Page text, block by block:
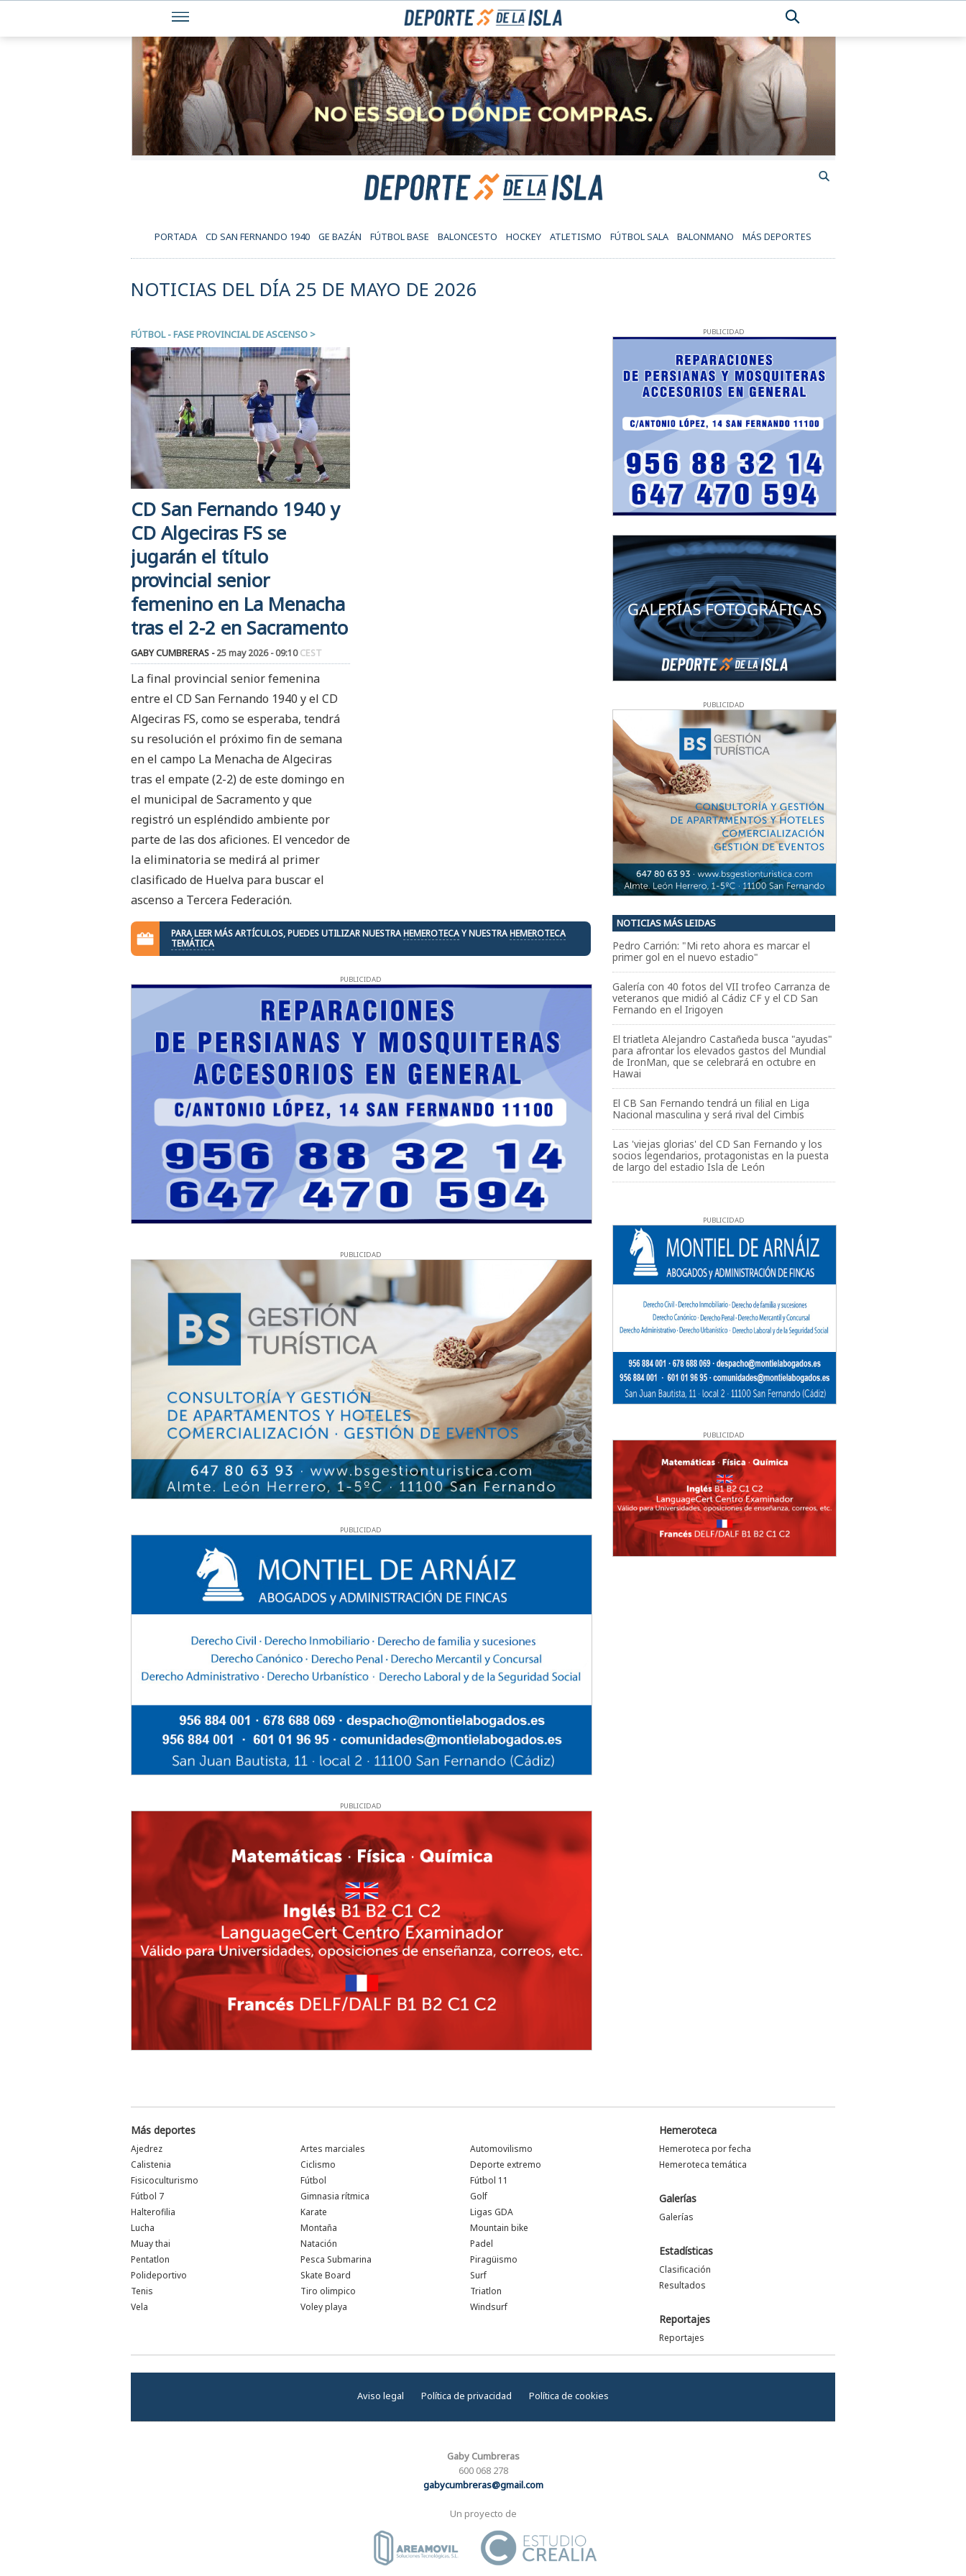
PORTADA CD SAN FERNANDO 1940 GE BAZÁN FÚTBOL BASE BALONCESTO HOCKEY ATLETISMO FÚTBOL SALA BALONMANO MÁS DEPORTES
NOTICIAS DEL DÍA 25 DE MAYO DE 2026
FÚTBOL - FASE PROVINCIAL DE ASCENSO >
CD San Fernando 1940 y
CD Algeciras FS se
jugarán el título
provincial senior
femenino en La Menacha
tras el 2-2 en Sacramento
GABY CUMBRERAS -25 may 2026 - 09:10CEST
La final provincial senior femenina
entre el CD San Fernando 1940 y el CD
Algeciras FS, como se esperaba, tendrá
su resolución el próximo fin de semana
en el campo La Menacha de Algeciras
tras el empate (2-2) de este domingo en
el municipal de Sacramento y que
registró un espléndido ambiente por
parte de las dos aficiones. El vencedor de
la eliminatoria se medirá al primer
clasificado de Huelva para buscar el
ascenso a Tercera Federación.
PARA LEER MÁS ARTÍCULOS, PUEDES UTILIZAR NUESTRAHEMEROTECAY NUESTRAHEMEROTECA
TEMÁTICA
PUBLICIDAD
PUBLICIDAD
PUBLICIDAD
PUBLICIDAD
PUBLICIDAD
PUBLICIDAD
NOTICIAS MÁS LEIDAS
Pedro Carrión: "Mi reto ahora es marcar el
primer gol en el nuevo estadio"
Galería con 40 fotos del VII trofeo Carranza de
veteranos que midió al Cádiz CF y el CD San
Fernando en el Irigoyen
El triatleta Alejandro Castañeda busca "ayudas"
para afrontar los elevados gastos del Mundial
de IronMan, que se celebrará en octubre en
Hawai
El CB San Fernando tendrá un filial en Liga
Nacional masculina y será rival del Cimbis
Las 'viejas glorias' del CD San Fernando y los
socios legendarios, protagonistas en la puesta
de largo del estadio Isla de León
PUBLICIDAD
PUBLICIDAD
Más deportes
Ajedrez Artes marciales
Automovilismo
Calistenia
Ciclismo
Deporte extremo
Fisicoculturismo
Fútbol
Fútbol 11
Fútbol 7
Gimnasia rítmica
Golf
Halterofilia
Karate
Ligas GDA
Lucha
Montaña
Mountain bike
Muay thai
Natación
Padel
Pentatlon
Pesca Submarina
Piragüismo
Polideportivo
Skate Board
Surf
Tenis
Tiro olimpico
Triatlon
Vela
Voley playa Windsurf
Hemeroteca
Hemeroteca por fecha
Hemeroteca temática
Galerías
Galerías
Estadísticas
Clasificación
Resultados
Reportajes
Reportajes
Aviso legal Política de privacidad Política de cookies
Gaby Cumbreras
600 068 278
gabycumbreras@gmail.com
Un proyecto de